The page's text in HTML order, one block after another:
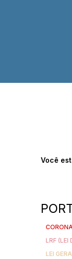
Você
LRF (LEI
LEI